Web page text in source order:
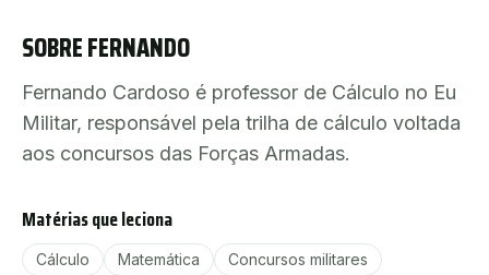
SOBREFERNANDO
Fernando Cardoso é professor de Cálculo no Eu
Militar, responsável pela trilha de cálculo voltada
aos concursos das Forças Armadas.
Matérias que leciona
Cálculo Matemática Concursos militares